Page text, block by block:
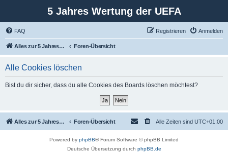
5 Jahres Wertung der UEFA
FAQ Anmelden
Registrieren
Alles zur 5 Jahreswertung / Tabelle der UEFA mit vielen Statistiken. Foren-Übersicht
Alle Cookies löschen
Bist du dir sicher, dass du alle Cookies des Boards löschen möchtest?
Alles zur 5 Jahreswertung / Tabelle der UEFA mit vielen Statistiken. Foren-Übersicht Alle Zeiten sind UTC+01:00
Powered by phpBB® Forum Software © phpBB Limited
Deutsche Übersetzung durch phpBB.de